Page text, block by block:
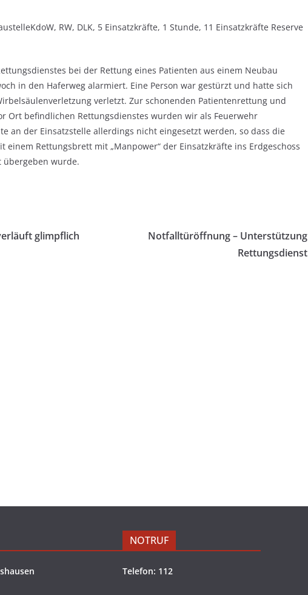
RW, DLK, 5 Einsatzkräfte, 1 Stunde, 11 Einsatzkräfte Reserve
bei der Rettung eines Patienten aus einem Neubau
in den Haferweg alarmiert. Eine Person war gestürzt und hatte sich
verletzt. Zur schonenden Patientenrettung und
Ort befindlichen Rettungsdienstes wurden wir als Feuerwehr
an der Einsatzstelle allerdings nicht eingesetzt werden, so dass die
einem Rettungsbrett mit „Manpower“ der Einsatzkräfte ins Erdgeschoss
wurde.
glimpflich
Notfalltüröffnung – Unterstützung
Rettungsdienst
NOTRUF
Telefon: 112